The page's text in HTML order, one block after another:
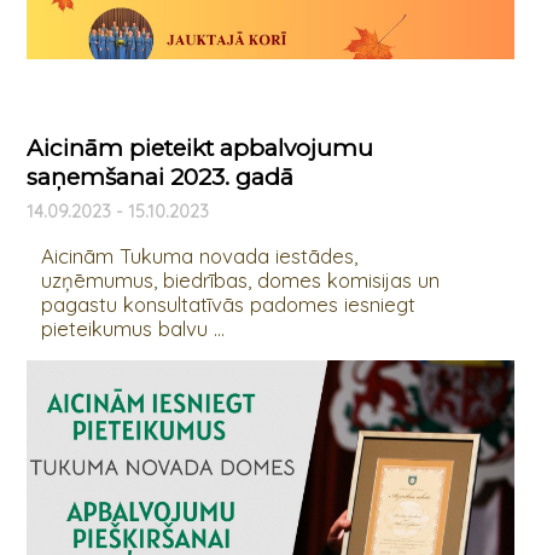
Aicinām pieteikt apbalvojumu
saņemšanai 2023. gadā
14.09.2023 - 15.10.2023
Aicinām Tukuma novada iestādes,
uzņēmumus, biedrības, domes komisijas un
pagastu konsultatīvās padomes iesniegt
pieteikumus balvu ...